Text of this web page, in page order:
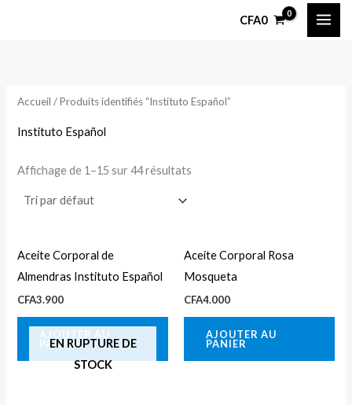
CFA0
Accueil / Produits identifiés “Instituto Español”
Instituto Español
Affichage de 1–15 sur 44 résultats
Aceite Corporal de
Almendras Instituto Español
CFA3.900
AJOUTER AU
PANIER
Aceite Corporal Rosa
Mosqueta
CFA4.000
AJOUTER AU
PANIER
EN RUPTURE DE
STOCK